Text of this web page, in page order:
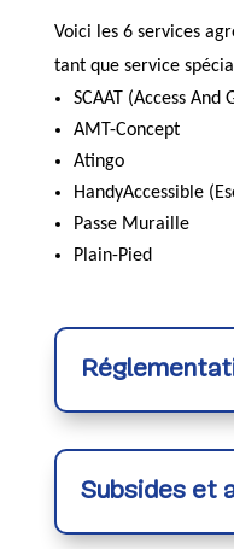
Voici les 6 services
tant que service
SCAAT (Access And
AMT-Concept
Atingo
HandyAccessible
Passe Muraille
Plain-Pied
Subsides et